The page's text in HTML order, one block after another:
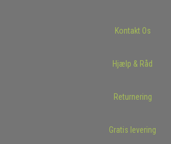
Kontakt Os
Hjælp & Råd
Returnering
Gratis levering